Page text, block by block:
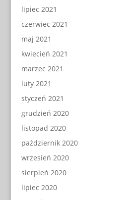
lipiec 2021
czerwiec 2021
maj 2021
kwiecień 2021
marzec 2021
luty 2021
styczeń 2021
grudzień 2020
listopad 2020
październik 2020
wrzesień 2020
sierpień 2020
lipiec 2020